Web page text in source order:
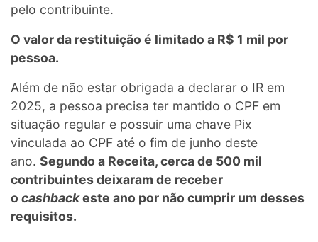
pelo contribuinte.
O valor da restituição é limitado a R$ 1 mil por
pessoa.
Além de não estar obrigada a declarar o IR em
2025, a pessoa precisa ter mantido o CPF em
situação regular e possuir uma chave Pix
vinculada ao CPF até o fim de junho deste
ano. Segundo a Receita, cerca de 500 mil
contribuintes deixaram de receber
o cashbackeste ano por não cumprir um desses
requisitos.